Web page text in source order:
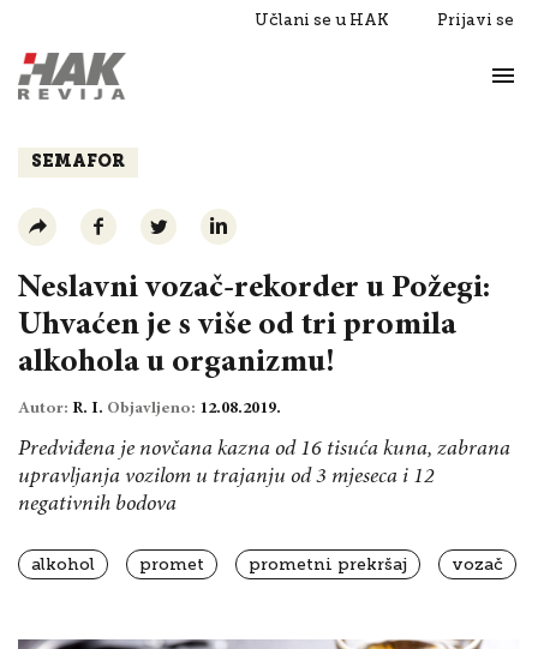
Učlani se u HAK Prijavi se
Razgovori
SEMAFOR
Neslavni vozač-rekorder u Požegi:
Uhvaćen je s više od tri promila
alkohola u organizmu!
Autor: R. I. Objavljeno: 12.08.2019.
Predviđena je novčana kazna od 16 tisuća kuna, zabrana
upravljanja vozilom u trajanju od 3 mjeseca i 12
negativnih bodova
alkohol promet prometni prekršaj vozač